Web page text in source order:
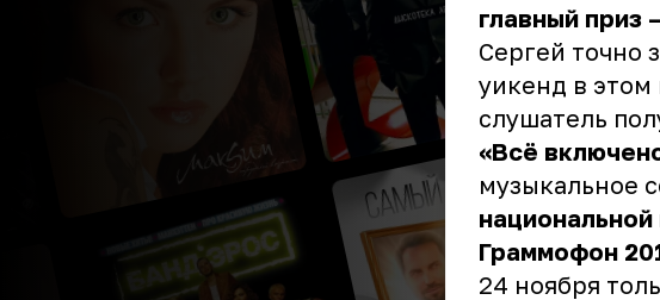
главный приз
Сергей точно
уикенд в этом
слушатель
«Всё
музыкальное
Граммофон
24 ноября